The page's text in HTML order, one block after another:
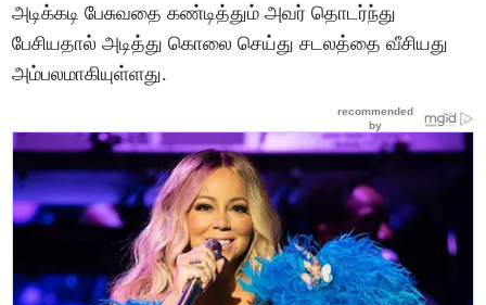
அடிக்கடி பேசுவதை கண்டித்தும் அவர் தொடர்ந்து
பேசியதால் அடித்து கொலை செய்து சடலத்தை வீசியது
அம்பலமாகியுள்ளது.